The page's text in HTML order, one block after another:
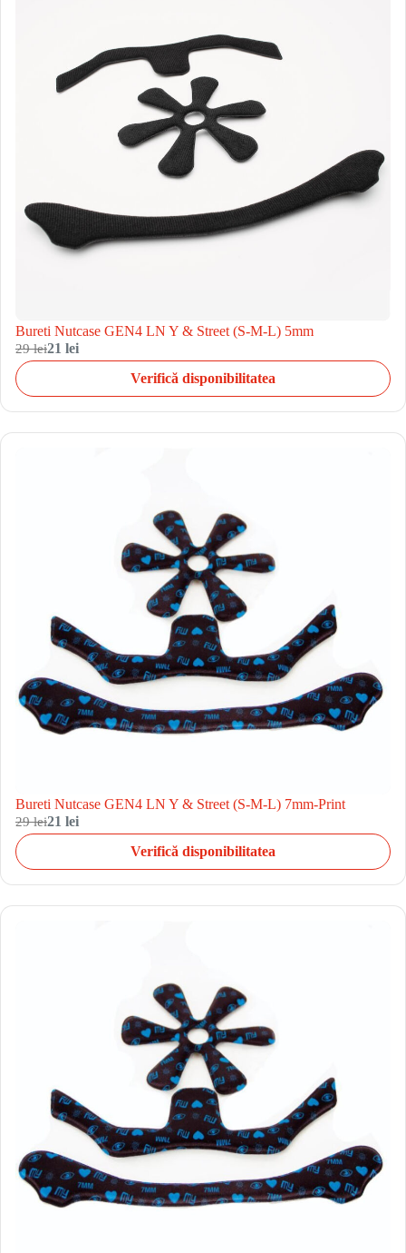
Bureti Nutcase GEN4 LN Y & Street (S-M-L) 5mm
29 lei21 lei
Verifică disponibilitatea
Bureti Nutcase GEN4 LN Y & Street (S-M-L) 7mm-Print
29 lei21 lei
Verifică disponibilitatea